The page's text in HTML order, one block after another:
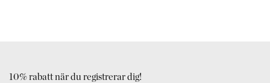
10% rabatt när du registrerar dig!